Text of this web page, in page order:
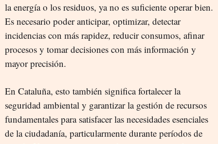
la energía o los residuos, ya no es suficiente operar bien.
Es necesario poder anticipar, optimizar, detectar
incidencias con más rapidez, reducir consumos, afinar
procesos y tomar decisiones con más información y
mayor precisión.
En Cataluña, esto también significa fortalecer la
seguridad ambiental y garantizar la gestión de recursos
fundamentales para satisfacer las necesidades esenciales
de la ciudadanía, particularmente durante períodos de